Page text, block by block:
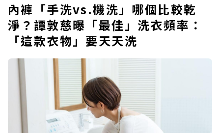
內褲「手洗vs.機洗」哪個比較乾
淨？譚敦慈曝「最佳」洗衣頻率：
「這款衣物」要天天洗